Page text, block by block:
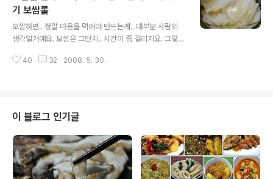
누굽니가?? 맛짱이 아닙니까?? ^^;; 이 말은 조금 오버이구
요.. 다른 반찬 없이도 먹을 수 있도록 ..ㅋ 상차리가 쉽도
록..덮밥을 만들어 보았어요. 그리하여.. 오늘 만들어 내는
요리는 묵은지와 아롱사태를 이용한 요리~! 간단히 말해서
김치가 들어간 제육볶음~! 밥과 함께 내어 놓은 김치제육
기 보쌈롤
보쌈하면.. 정말 마음을 먹어야 만드는게.. 대부분 사람의
생각일거예요. 보쌈은 그만치.. 시간이 좀 걸리지요. 그렇게
돼지고기안심을 이용하여 빠른 조리에..바로 만들어 먹을
기 바래요. 그 동안 롤요리는 여러가지로 만들었지만, 오늘
은 부드러운 돼지안심을 가지고 ..보쌈롤을 만들어 보려고
합니다. 간단한 술안주나, 미리만들어 놓으면 좋은 요리로
좋답니다. 보쌈 이제돌돌 말아 드세요~^^* ◈ 부드럽고 담
백한 돼지고기 보쌈롤 ◈ [재료] 돼지고기안심 320그램(1
센치정도이 두께로 굵..
40 32 2008. 5. 30.
이 블로그 인기글